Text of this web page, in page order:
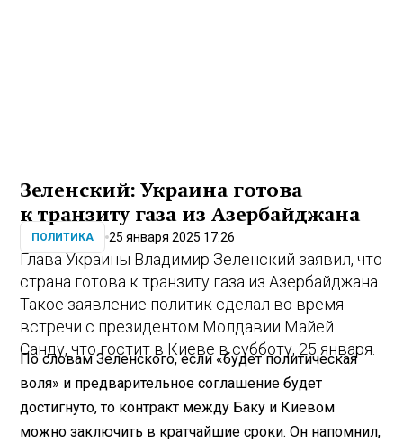
Зеленский: Украина готова
к транзиту газа из Азербайджана
ПОЛИТИКА 25 января 2025 17:26
Глава Украины Владимир Зеленский заявил, что
страна готова к транзиту газа из Азербайджана.
Такое заявление политик сделал во время
встречи с президентом Молдавии Майей
Санду, что гостит в Киеве в субботу, 25 января.
По словам Зеленского, если «будет политическая
воля» и предварительное соглашение будет
достигнуто, то контракт между Баку и Киевом
можно заключить в кратчайшие сроки. Он напомнил,